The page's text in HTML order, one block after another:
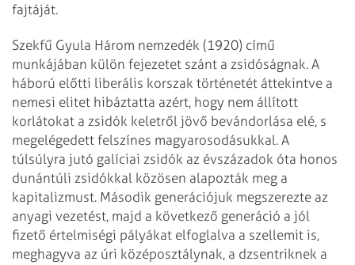
fajtáját.
Szekfű Gyula Három nemzedék (1920) című
munkájában külön fejezetet szánt a zsidóságnak. A
háború előtti liberális korszak történetét áttekintve a
nemesi elitet hibáztatta azért, hogy nem állított
korlátokat a zsidók keletről jövő bevándorlása elé, s
megelégedett felszínes magyarosodásukkal. A
túlsúlyra jutó galíciai zsidók az évszázadok óta honos
dunántúli zsidókkal közösen alapozták meg a
kapitalizmust. Második generációjuk megszerezte az
anyagi vezetést, majd a következő generáció a jól
fizető értelmiségi pályákat elfoglalva a szellemit is,
meghagyva az úri középosztálynak, a dzsentriknek a